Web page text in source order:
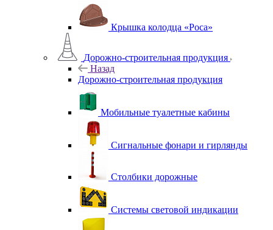
Крышка колодца «Роса»
Дорожно-строительная продукция
Назад
Дорожно-строительная продукция
Мобильные туалетные кабины
Сигнальные фонари и гирлянды
Столбики дорожные
Системы световой индикации